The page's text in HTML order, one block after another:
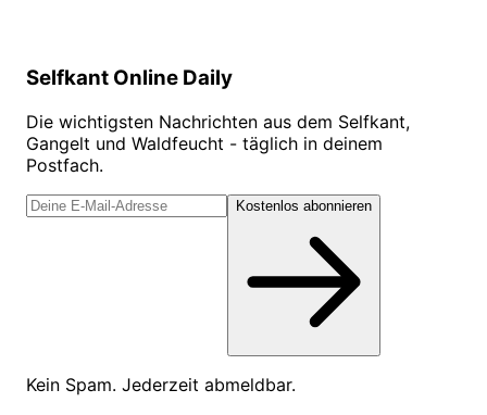
Selfkant Online Daily
Die wichtigsten Nachrichten aus dem Selfkant,
Gangelt und Waldfeucht - täglich in deinem
Postfach.
Kostenlos abonnieren
Kein Spam. Jederzeit abmeldbar.